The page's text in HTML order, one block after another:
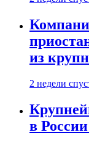
из
2 недели
в